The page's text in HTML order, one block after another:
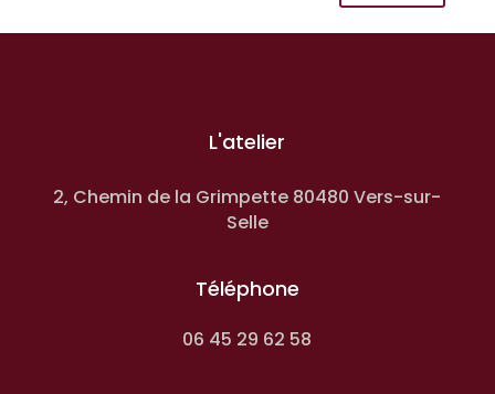
L'atelier
2, Chemin de la Grimpette 80480 Vers-sur-
Selle
Téléphone
06 45 29 62 58